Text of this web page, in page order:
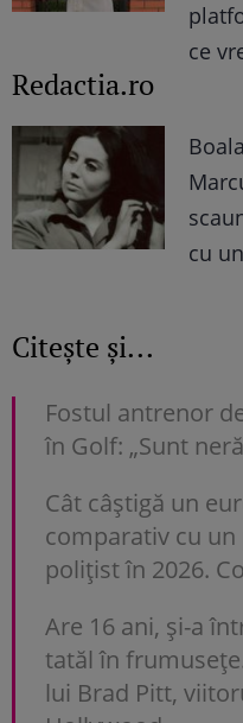
ce
Redactia.ro
cu
Citește și...
Fostul antrenor
în Golf: „Sunt
Cât câștigă un
comparativ cu
polițist în 2026.
Are 16 ani, și-a
tatăl în
lui Brad Pitt,